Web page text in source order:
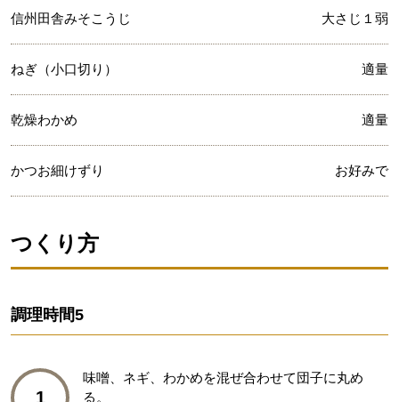
信州田舎みそこうじ 大さじ１弱
ねぎ（小口切り） 適量
乾燥わかめ 適量
かつお細けずり お好みで
つくり方
調理時間5
1
味噌、ネギ、わかめを混ぜ合わせて団子に丸め
る。